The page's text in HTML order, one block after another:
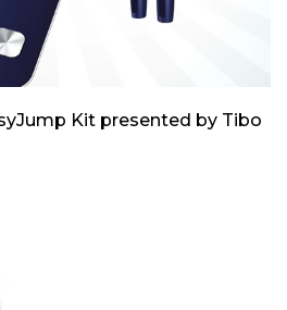
Kit presented by Tibo